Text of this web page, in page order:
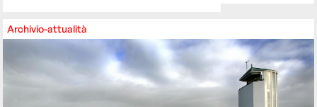
Archivio-attualità